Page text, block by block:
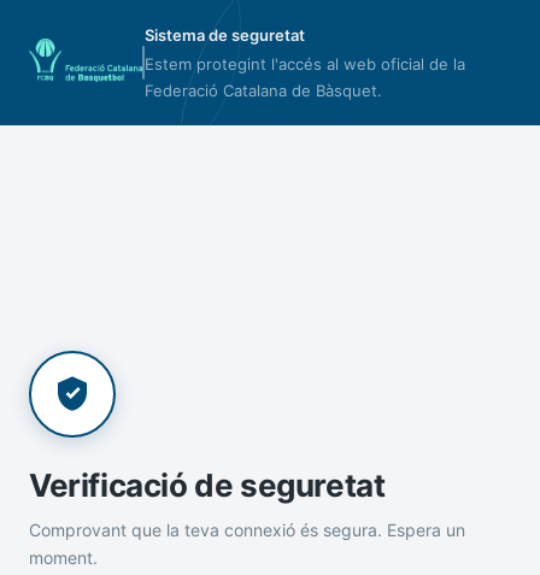
Sistema de seguretat
Estem protegint l'accés al web oficial de la
Federació Catalana de Bàsquet.
Verificació de seguretat
Comprovant que la teva connexió és segura. Espera un
moment.